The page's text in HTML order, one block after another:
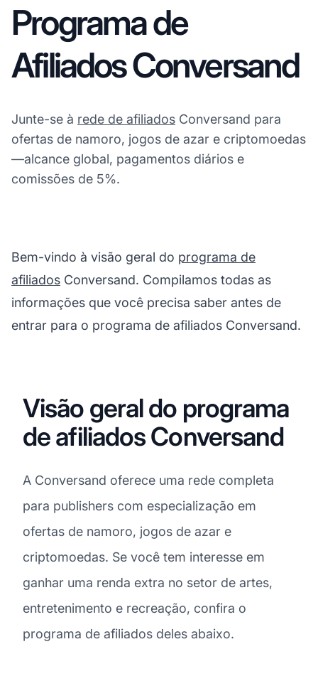
Programa de
Afiliados Conversand
Junte-se à rede de afiliados Conversand para
ofertas de namoro, jogos de azar e criptomoedas
—alcance global, pagamentos diários e
comissões de 5%.
Bem-vindo à visão geral do programa de
afiliados Conversand. Compilamos todas as
informações que você precisa saber antes de
entrar para o programa de afiliados Conversand.
Visão geral do programa
de afiliados Conversand
A Conversand oferece uma rede completa
para publishers com especialização em
ofertas de namoro, jogos de azar e
criptomoedas. Se você tem interesse em
ganhar uma renda extra no setor de artes,
entretenimento e recreação, confira o
programa de afiliados deles abaixo.